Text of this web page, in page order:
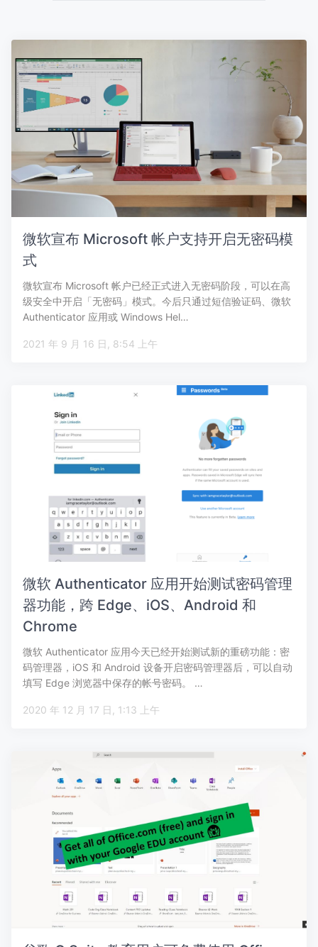
微软宣布 Microsoft 帐户支持开启无密码模
式
微软宣布 Microsoft 帐户已经正式进入无密码阶段，可以在高
级安全中开启「无密码」模式。今后只通过短信验证码、微软
Authenticator 应用或 Windows Hel…
2021 年 9 月 16 日, 8:54 上午
微软 Authenticator 应用开始测试密码管理
器功能，跨 Edge、iOS、Android 和
Chrome
微软 Authenticator 应用今天已经开始测试新的重磅功能：密
码管理器，iOS 和 Android 设备开启密码管理器后，可以自动
填写 Edge 浏览器中保存的帐号密码。 …
2020 年 12 月 17 日, 1:13 上午